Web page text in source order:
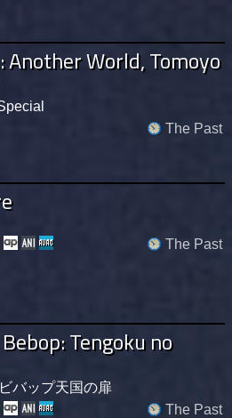
Another World, Tomoyo
The Past
The Past
Tengoku no
バップ天国の扉
The Past